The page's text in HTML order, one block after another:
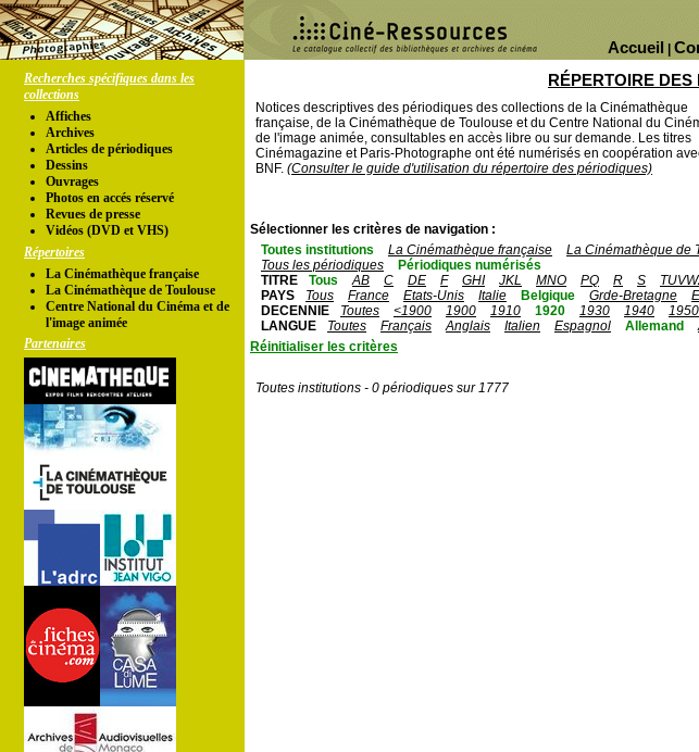
Accueil
Recherches spécifiques dans les
collections
Affiches
Archives
Articles de périodiques
Dessins
Ouvrages
Photos en accés réservé
Revues de presse
Vidéos (DVD et VHS)
Répertoires
La Cinémathèque française
La Cinémathèque de Toulouse
Centre National du Cinéma et de
l'image animée
Partenaires
RÉPERTOIRE DES
Notices descriptives des périodiques des collections de la Cinémathèque
française, de la Cinémathèque de Toulouse et du Centre National du
de l'image animée, consultables en accès libre ou sur demande. Les titres
Cinémagazine et Paris-Photographe ont été numérisés en coopération
BNF. (Consulter le guide d'utilisation du répertoire des périodiques)
Sélectionner les critères de navigation :
Toutes institutions
La Cinémathèque française La Cinémathèque de
Tous les périodiques
Périodiques numérisés
TITRE
Tous AB C DE F GHI JKL MNO PQ R S
PAYS
Tous France Etats-Unis Italie Belgique Grde-Bretagne
DECENNIE
Toutes <1900 1900 1910 1920 1930 1940 1950
LANGUE
Toutes Français Anglais Italien Espagnol Allemand
Réinitialiser les critères
Toutes institutions - 0 périodiques sur 1777